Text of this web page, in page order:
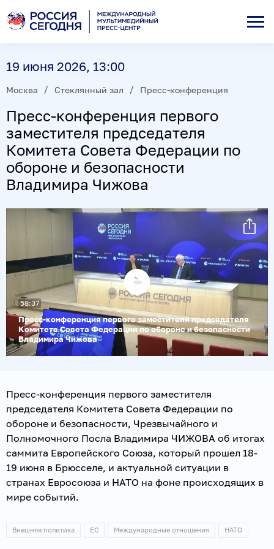
19 июня 2026, 13:00
Москва Стеклянный зал Пресс-конференция
Пресс-конференция первого
заместителя председателя
Комитета Совета Федерации по
обороне и безопасности
Владимира Чижова
Воспроизвести
видео
Пресс-конференция первого заместителя председателя
Комитета Совета Федерации по обороне и безопасности
Владимира Чижова
58:37
Пресс-конференция первого заместителя
председателя Комитета Совета Федерации по
обороне и безопасности, Чрезвычайного и
Полномочного Посла Владимира ЧИЖОВА об итогах
саммита Европейского Союза, который прошел 18-
19 июня в Брюсселе, и актуальной ситуации в
странах Евросоюза и НАТО на фоне происходящих в
мире событий.
Внешняя политика ЕС Международные отношения НАТО